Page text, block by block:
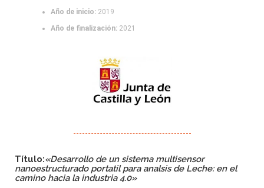
Año de inicio: 2019
Año de finalización: 2021
Título:«Desarrollo de un sistema multisensor
nanoestructurado portatil para analsis de Leche: en el
camino hacia la industria 4.0»